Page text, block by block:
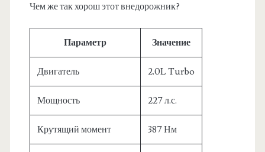
Чем же так хорош этот внедорожник?
Параметр Значение
Двигатель 2.0L Turbo
Мощность 227 л.с.
Крутящий момент 387 Нм